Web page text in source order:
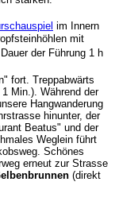
im Innern
mit
der Führung 1 h
fort. Treppabwärts
Min.). Während der
Hangwanderung
hinunter, der
Beatus" und der
Weglein führt
Schönes
erneut zur Strasse
(direkt